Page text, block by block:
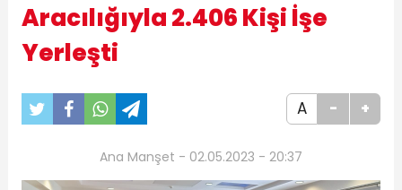
Aracılığıyla 2.406 Kişi İşe
Yerleşti
A - +
Ana Manşet - 02.05.2023 - 20:37